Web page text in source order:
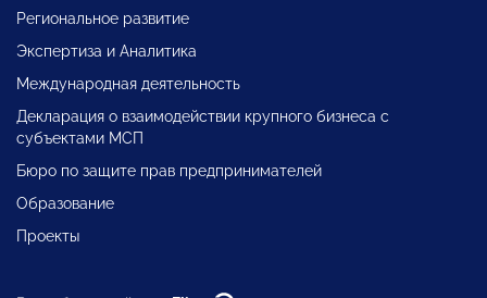
Региональное развитие
Экспертиза и Аналитика
Международная деятельность
Декларация о взаимодействии крупного бизнеса с
субъектами МСП
Бюро по защите прав предпринимателей
Образование
Проекты